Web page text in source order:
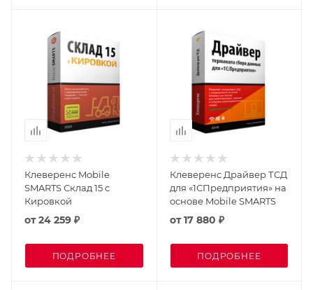
Клеверенс Mobile
SMARTS Склад 15 с
Кировкой
от24 259 ₽
ПОДРОБНЕЕ
Клеверенс Драйвер ТСД
для «1СПредприятия» на
основе Mobile SMARTS
от17 880 ₽
ПОДРОБНЕЕ